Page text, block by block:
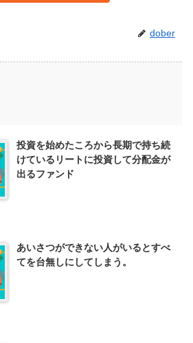
dober
投資を始めたころから長期で持ち続
けているリートに投資して分配金が
出るファンド
あいさつができない人がいるとすべ
てを台無しにしてしまう。